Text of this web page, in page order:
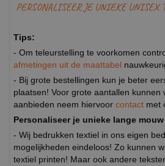
PERSONALISEER JE UNIEKE UNISEX
Tips:
- Om teleurstelling te voorkomen
afmetingen uit de maattabel
- Bij grote bestellingen kun je beter
plaatsen! Voor grote aantallen kunnen
aanbieden neem hiervoor contact met
Personaliseer je unieke lange
- Wij bedrukken textiel in ons eigen
mogelijkheden eindeloos! Zo kunnen
textiel printen! Maar ook andere